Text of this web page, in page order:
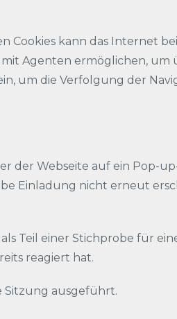
Cookies kann das Internet
Agenten ermöglichen, um
um die Verfolgung der
der Webseite auf ein Pop-
Einladung nicht erneut
Teil einer Stichprobe für
reagiert hat.
Sitzung ausgeführt.